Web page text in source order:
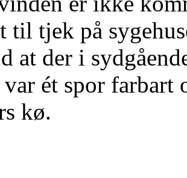
til tjek på
at der i
ét spor farbart
kø.